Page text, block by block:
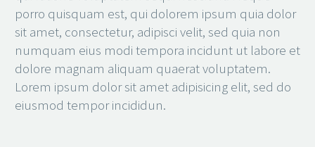
porro quisquam est, qui dolorem ipsum quia dolor
sit amet, consectetur, adipisci velit, sed quia non
numquam eius modi tempora incidunt ut labore et
dolore magnam aliquam quaerat voluptatem.
Lorem ipsum dolor sit amet adipisicing elit, sed do
eiusmod tempor incididun.